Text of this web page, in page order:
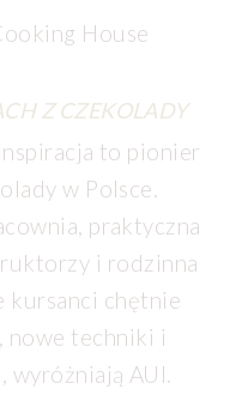
House
Z CZEKOLADY
to pionier
w Polsce.
praktyczna
i rodzinna
kursanci chętnie
nowe techniki i
wyróżniają AUI.